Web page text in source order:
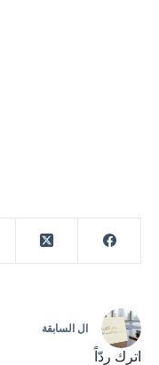
ال السابقة
اترك ردّاً